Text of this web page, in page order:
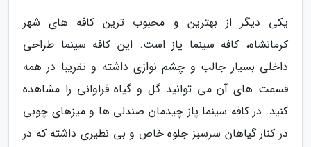
یکی دیگر از بهترین و محبوب ترین کافه های شهر
کرمانشاه، کافه سینما پاز است. این کافه سینما طراحی
داخلی بسیار جالب و چشم نوازی داشته و تقریبا در همه
قسمت های آن می توانید گل و گیاه فراوانی را مشاهده
کنید. در کافه سینما پاز چیدمان صندلی ها و میزهای چوبی
در کنار گیاهان سرسبز جلوه خاص و بی نظیری داشته که در